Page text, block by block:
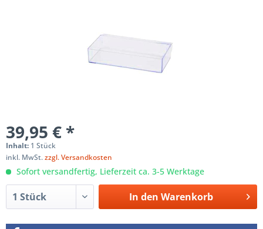
39,95 € *
Inhalt: 1 Stück
inkl. MwSt.zzgl. Versandkosten
Sofort versandfertig, Lieferzeit ca. 3-5 Werktage
In den Warenkorb